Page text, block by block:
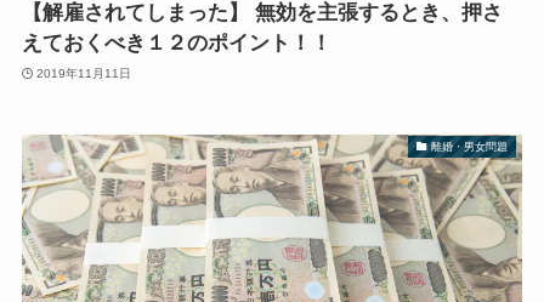
【解雇されてしまった】 無効を主張するとき、押さ
えておくべき１２のポイント！！
2019年11月11日
離婚・男女問題